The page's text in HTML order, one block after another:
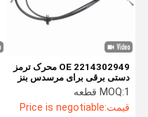
OE 2214302949 محرک ترمز
دستی برقی برای مرسدس بنز
W221
MOQ:1 قطعه
قیمت:Price is negotiable